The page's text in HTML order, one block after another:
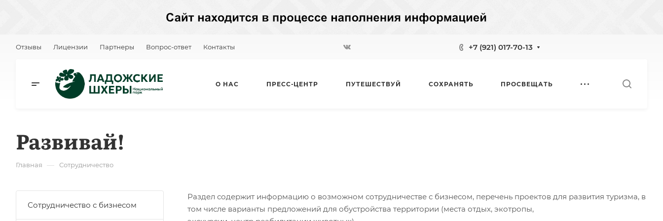
Отзывы Лицензии Партнеры Вопрос-ответ Контакты +7 (921) 017-70-13
О НАС ПРЕСС-ЦЕНТР ПУТЕШЕСТВУЙ СОХРАНЯТЬ ПРОСВЕЩАТЬ
Развивай!
Главная — Сотрудничество
Раздел содержит информацию о возможном сотрудничестве с бизнесом, перечень проектов для развития туризма, в
том числе варианты предложений для обустройства территории (места отдых, экотропы,
Сотрудничество с бизнесом